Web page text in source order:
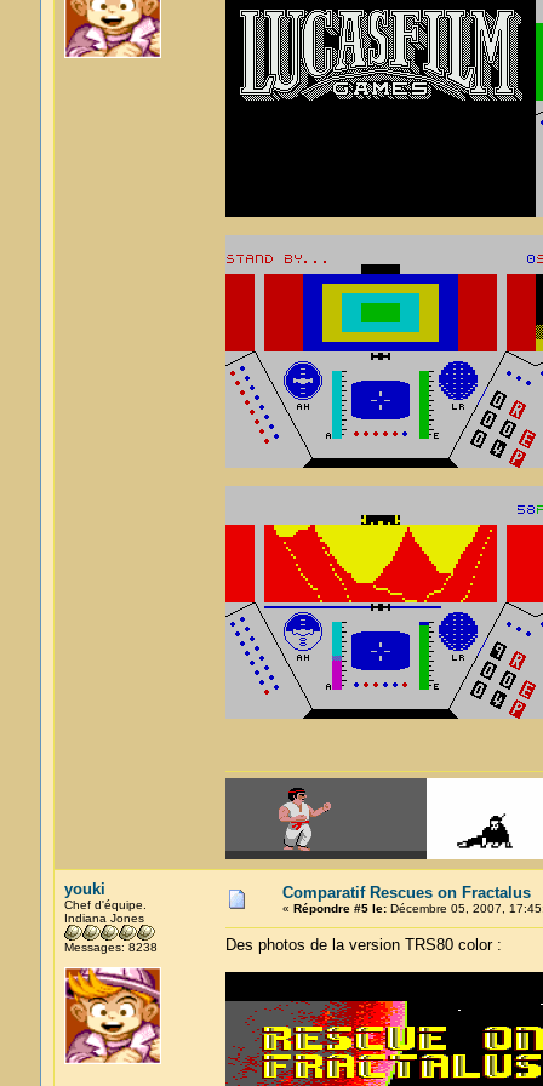
youki
Chef d'équipe.
Indiana Jones
Messages: 8238
Comparatif Rescues on Fractalus
« Répondre #5 le:Décembre 05, 2007,
Des photos de la version TRS80 color :